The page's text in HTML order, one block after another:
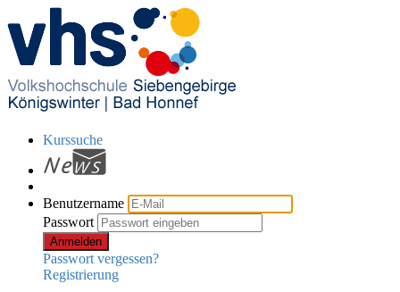
Kurssuche
Benutzername
Passwort
Anmelden
Passwort vergessen?
Registrierung